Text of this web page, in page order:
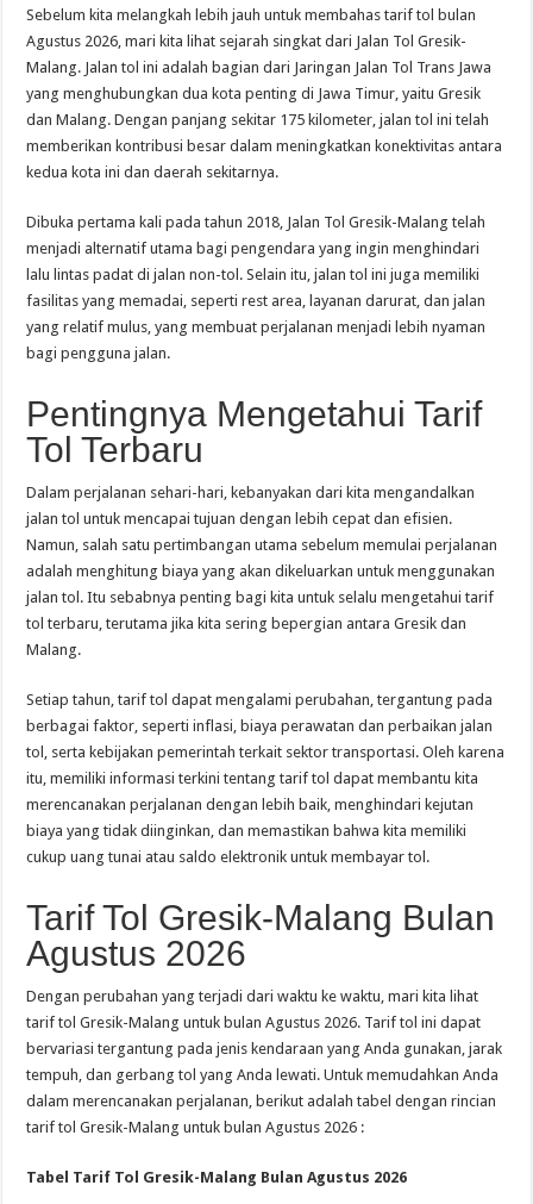
Sebelum kita melangkah lebih jauh untuk membahas tarif tol bulan
Agustus 2026, mari kita lihat sejarah singkat dari Jalan Tol Gresik-
Malang. Jalan tol ini adalah bagian dari Jaringan Jalan Tol Trans Jawa
yang menghubungkan dua kota penting di Jawa Timur, yaitu Gresik
dan Malang. Dengan panjang sekitar 175 kilometer, jalan tol ini telah
memberikan kontribusi besar dalam meningkatkan konektivitas antara
kedua kota ini dan daerah sekitarnya.
Dibuka pertama kali pada tahun 2018, Jalan Tol Gresik-Malang telah
menjadi alternatif utama bagi pengendara yang ingin menghindari
lalu lintas padat di jalan non-tol. Selain itu, jalan tol ini juga memiliki
fasilitas yang memadai, seperti rest area, layanan darurat, dan jalan
yang relatif mulus, yang membuat perjalanan menjadi lebih nyaman
bagi pengguna jalan.
Pentingnya Mengetahui Tarif
Tol Terbaru
Dalam perjalanan sehari-hari, kebanyakan dari kita mengandalkan
jalan tol untuk mencapai tujuan dengan lebih cepat dan efisien.
Namun, salah satu pertimbangan utama sebelum memulai perjalanan
adalah menghitung biaya yang akan dikeluarkan untuk menggunakan
jalan tol. Itu sebabnya penting bagi kita untuk selalu mengetahui tarif
tol terbaru, terutama jika kita sering bepergian antara Gresik dan
Malang.
Setiap tahun, tarif tol dapat mengalami perubahan, tergantung pada
berbagai faktor, seperti inflasi, biaya perawatan dan perbaikan jalan
tol, serta kebijakan pemerintah terkait sektor transportasi. Oleh karena
itu, memiliki informasi terkini tentang tarif tol dapat membantu kita
merencanakan perjalanan dengan lebih baik, menghindari kejutan
biaya yang tidak diinginkan, dan memastikan bahwa kita memiliki
cukup uang tunai atau saldo elektronik untuk membayar tol.
Tarif Tol Gresik-Malang Bulan
Agustus 2026
Dengan perubahan yang terjadi dari waktu ke waktu, mari kita lihat
tarif tol Gresik-Malang untuk bulan Agustus 2026. Tarif tol ini dapat
bervariasi tergantung pada jenis kendaraan yang Anda gunakan, jarak
tempuh, dan gerbang tol yang Anda lewati. Untuk memudahkan Anda
dalam merencanakan perjalanan, berikut adalah tabel dengan rincian
tarif tol Gresik-Malang untuk bulan Agustus 2026 :
Tabel Tarif Tol Gresik-Malang Bulan Agustus 2026